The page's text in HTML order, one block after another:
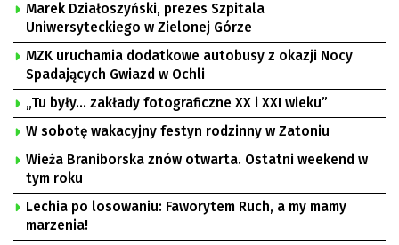
Marek Działoszyński, prezes Szpitala
Uniwersyteckiego w Zielonej Górze
MZK uruchamia dodatkowe autobusy z okazji Nocy
Spadających Gwiazd w Ochli
„Tu były… zakłady fotograficzne XX i XXI wieku”
W sobotę wakacyjny festyn rodzinny w Zatoniu
Wieża Braniborska znów otwarta. Ostatni weekend w
tym roku
Lechia po losowaniu: Faworytem Ruch, a my mamy
marzenia!